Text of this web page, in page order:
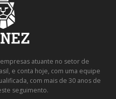
atuante no setor de
e conta hoje, com uma equipe
com mais de 30 anos de
seguimento.